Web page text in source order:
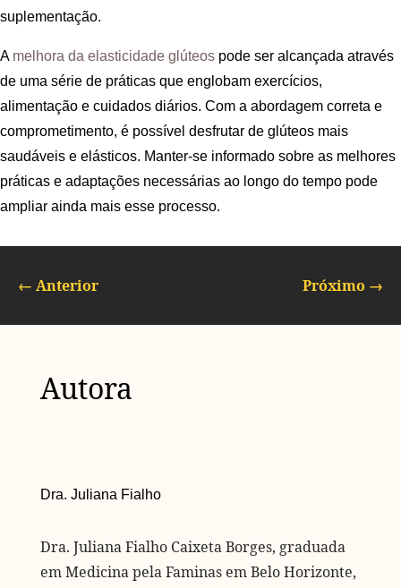
suplementação.
A melhora da elasticidade glúteos pode ser alcançada através
de uma série de práticas que englobam exercícios,
alimentação e cuidados diários. Com a abordagem correta e
comprometimento, é possível desfrutar de glúteos mais
saudáveis e elásticos. Manter-se informado sobre as melhores
práticas e adaptações necessárias ao longo do tempo pode
ampliar ainda mais esse processo.
← Anterior Próximo →
Autora
Dra. Juliana Fialho
Dra. Juliana Fialho Caixeta Borges, graduada
em Medicina pela Faminas em Belo Horizonte,